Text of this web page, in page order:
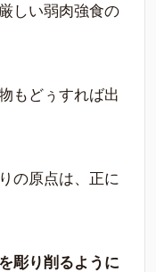
しい弱肉強食の
もどぅすれば出
の原点は、正に
彫り削るように